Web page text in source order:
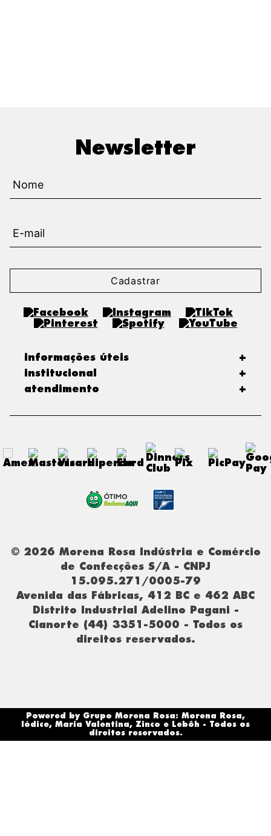
Newsletter
Cadastrar
informações úteis
+
institucional
+
atendimento
+
© 2026 Morena Rosa Indústria e Comércio
de Confecções S/A - CNPJ
15.095.271/0005-79
Avenida das Fábricas, 412 BC e 462 ABC
Distrito Industrial Adelino Pagani -
Cianorte (44) 3351-5000 - Todos os
direitos reservados.
Powered by Grupo Morena Rosa: Morena Rosa,
Iódice, Maria Valentina, Zinco e Lebôh - Todos os
direitos reservados.